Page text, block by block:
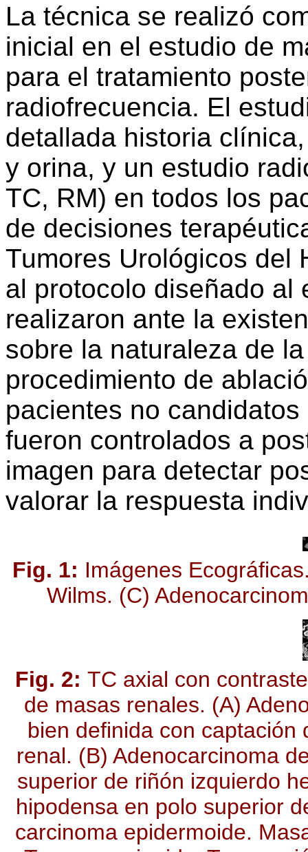
La técnica se realizó
inicial en el estudio de
para el tratamiento
radiofrecuencia. El
detallada historia
y orina, y un estudio
TC, RM) en todos los
de decisiones
Tumores Urológicos del
al protocolo diseñado al
realizaron ante la
sobre la naturaleza de
procedimiento de
pacientes no
fueron controlados a
imagen para detectar
valorar la respuesta
Fig. 1: Imágenes
Wilms. (C)
Fig. 2: TC axial con
de masas renales. (A)
bien definida con
renal. (B) Adenocarcinoma
superior de riñón izquierdo
hipodensa en polo superior
carcinoma epidermoide.